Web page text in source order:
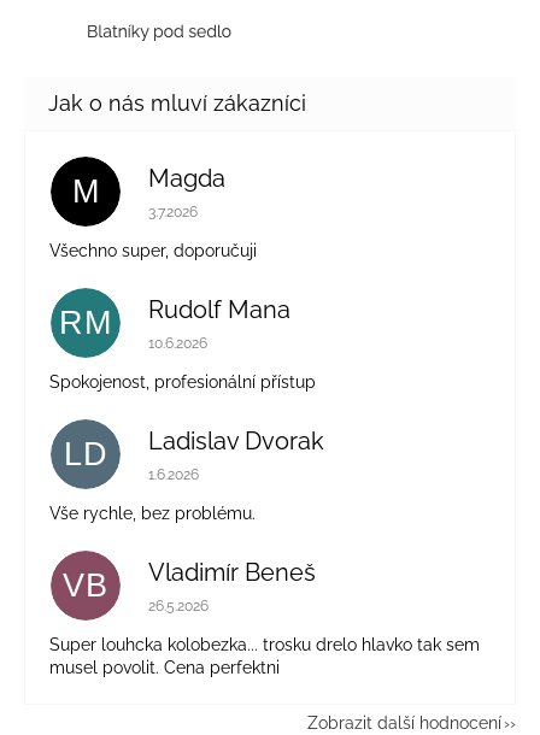
M Magda
Hodnocení obchodu je 5 z 5 hvězdiček.
3.7.2026
Všechno super, doporučuji
RM Rudolf Mana
Hodnocení obchodu je 5 z 5 hvězdiček.
10.6.2026
Spokojenost, profesionální přístup
LD Ladislav Dvorak
Hodnocení obchodu je 5 z 5 hvězdiček.
1.6.2026
Vše rychle, bez problému.
VB Vladimír Beneš
Hodnocení obchodu je 5 z 5 hvězdiček.
26.5.2026
Super louhcka kolobezka... trosku drelo hlavko tak sem
musel povolit. Cena perfektni
Zobrazit další hodnocení